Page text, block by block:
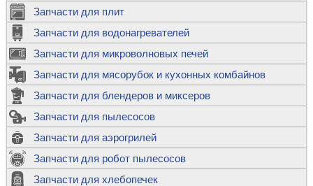
Запчасти для плит
Запчасти для водонагревателей
Запчасти для микроволновых печей
Запчасти для мясорубок и кухонных комбайнов
Запчасти для блендеров и миксеров
Запчасти для пылесосов
Запчасти для аэрогрилей
Запчасти для робот пылесосов
Запчасти для хлебопечек